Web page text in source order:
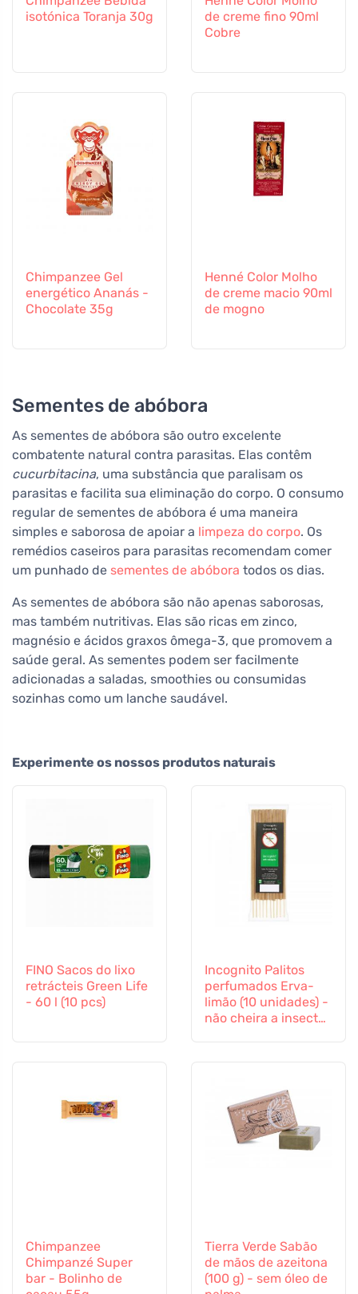
isotónica Toranja 30g
de creme fino 90ml
Cobre
Chimpanzee Gel
energético Ananás -
Chocolate 35g
Henné Color Molho
de creme macio 90ml
de mogno
Sementes de abóbora
As sementes de abóbora são outro excelente
combatente natural contra parasitas. Elas contêm
cucurbitacina, uma substância que paralisam os
parasitas e facilita sua eliminação do corpo. O consumo
regular de sementes de abóbora é uma maneira
simples e saborosa de apoiar a limpeza do corpo. Os
remédios caseiros para parasitas recomendam comer
um punhado de sementes de abóbora todos os dias.
As sementes de abóbora são não apenas saborosas,
mas também nutritivas. Elas são ricas em zinco,
magnésio e ácidos graxos ômega-3, que promovem a
saúde geral. As sementes podem ser facilmente
adicionadas a saladas, smoothies ou consumidas
sozinhas como um lanche saudável.
Experimente os nossos produtos naturais
FINO Sacos do lixo
retrácteis Green Life
- 60 l (10 pcs)
Incognito Palitos
perfumados Erva-
limão (10 unidades) -
não cheira a insectos
Chimpanzee
Chimpanzé Super
bar - Bolinho de
Tierra Verde Sabão
de mãos de azeitona
(100 g) - sem óleo de